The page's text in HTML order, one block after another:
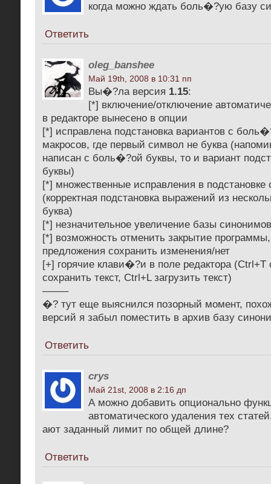
когда можно ждать боль�?ую базу
Ответить
oleg_banshee
Май 19th, 2008 в 10:31 пп
Вы�?ла версия 1.15:
[*] включение/отключение
в редакторе вынесено в опции
[*] исправлена подстановка вариантов с
макросов, где первый символ не буква
написан с боль�?ой буквы, то и вариант
буквы)
[*] множественные исправления в подстановке
(корректная подстановка выражений из
буква)
[*] незначительное увеличение базы синонимов
[*] возможность отменить закрытие
предложения сохранить изменения/нет
[+] горячие клави�?и в поле редактора (Ctrl+T
сохранить текст, Ctrl+L загрузить текст)
——–
�? тут еще выяснился позорный момент,
версий я забыл поместить в архив базу
Ответить
crys
Май 21st, 2008 в 2:16 дп
А можно добавить опционально
автоматического удаления тех
ают заданный лимит по общей длине?
Ответить